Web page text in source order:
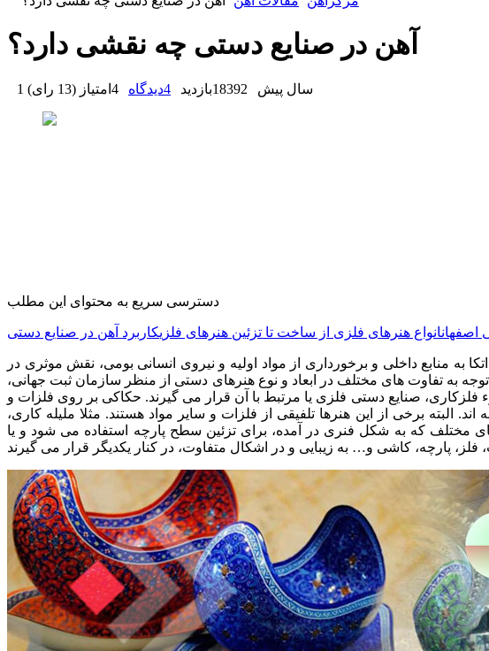
آهن در صنایع دستی چه نقشی دارد؟
1 سال پیش 18392بازدید 4دیدگاه 4 امتیاز (13 رای )
دسترسی سریع به محتوای این مطلب
اصفهانانواع هنرهای فلزی از ساخت تا تزئین هنرهای فلزیکاربرد آهن در صنایع دستی
به منابع داخلی و برخورداری از مواد اولیه و نیروی انسانی بومی، نقش موثری در
به تفاوت های مختلف در ابعاد و نوع هنرهای دستی از منظر سازمان ثبت جهانی،
فلزکاری، صنایع دستی فلزی یا مرتبط با آن قرار می گیرند. حکاکی بر روی فلزات و
البته برخی از این هنرها تلفیقی از فلزات و سایر مواد هستند. مثلا ملیله کاری،
مختلف که به شکل فنری در آمده، برای تزئین سطح پارچه استفاده می شود و یا